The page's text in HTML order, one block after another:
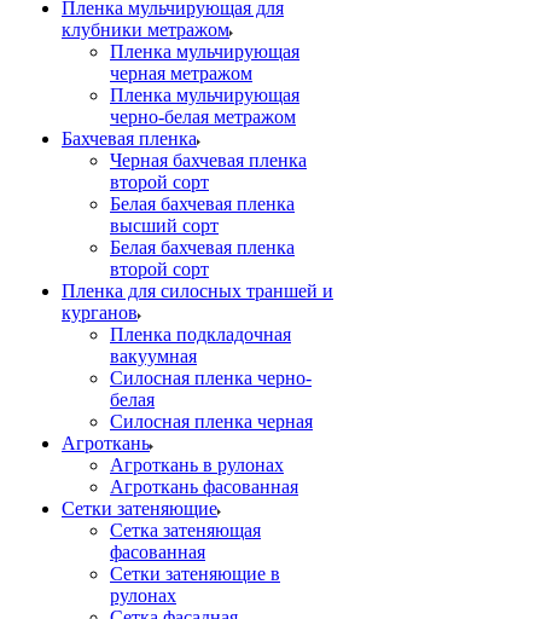
Пленка мульчирующая для
клубники метражом
Пленка мульчирующая
черная метражом
Пленка мульчирующая
черно-белая метражом
Бахчевая пленка
Черная бахчевая пленка
второй сорт
Белая бахчевая пленка
высший сорт
Белая бахчевая пленка
второй сорт
Пленка для силосных траншей и
курганов
Пленка подкладочная
вакуумная
Силосная пленка черно-
белая
Силосная пленка черная
Агроткань
Агроткань в рулонах
Агроткань фасованная
Сетки затеняющие
Сетка затеняющая
фасованная
Сетки затеняющие в
рулонах